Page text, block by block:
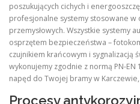
poszukujących cichych i
profesjonalne systemy stosowane w
przemysłowych. Wszystkie systemy
osprzętem bezpieczeństwa –
czujnikiem krańcowym i sygnalizacją
wykonujemy zgodnie z normą PN-
napęd do Twojej bramy w
Procesy